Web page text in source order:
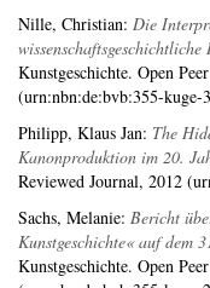
Nille, Christian: Die
Kunstgeschichte. Open
(urn:nbn:de:bvb:355-kuge-
Philipp, Klaus Jan: The
Kanonproduktion im 20.
Reviewed Journal, 2012
Sachs, Melanie: Bericht
Kunstgeschichte« auf dem
Kunstgeschichte. Open